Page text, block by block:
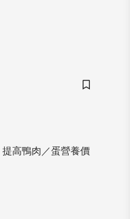
儲存書籤
高鴨肉／蛋營養價